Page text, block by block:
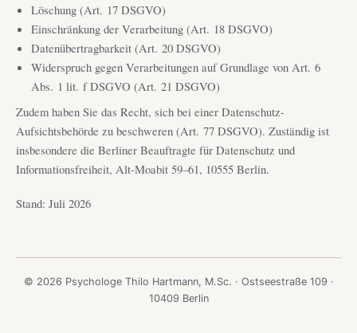
Löschung (Art. 17 DSGVO)
Einschränkung der Verarbeitung (Art. 18 DSGVO)
Datenübertragbarkeit (Art. 20 DSGVO)
Widerspruch gegen Verarbeitungen auf Grundlage von Art. 6
Abs. 1 lit. f DSGVO (Art. 21 DSGVO)
Zudem haben Sie das Recht, sich bei einer Datenschutz-
Aufsichtsbehörde zu beschweren (Art. 77 DSGVO). Zuständig ist
insbesondere die Berliner Beauftragte für Datenschutz und
Informationsfreiheit, Alt-Moabit 59–61, 10555 Berlin.
Stand: Juli 2026
© 2026 Psychologe Thilo Hartmann, M.Sc. · Ostseestraße 109 ·
10409 Berlin